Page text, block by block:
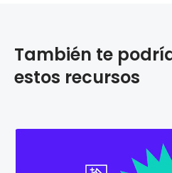
También te
estos recursos